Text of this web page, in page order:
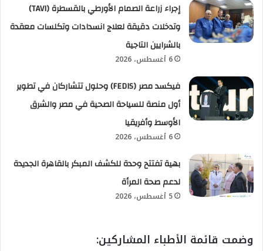
إجراء زراعة الصمام الأورطي بالقسطرة (TAVI)
وتدخلات دقيقة لعلاج انسدادات وتكلسات معقدة
بالشرايين التاجية
6 أغسطس، 2026
فيكسد مصر (FEDIS) وحلول تتشاركان في تطوير
أول منصة للسياحة الصحية في مصر والشرق
الأوسط وأفريقيا
6 أغسطس، 2026
بهية تفتتح وحدة للكشف المبكر بالقاهرة الجديدة
لدعم صحة المرأة
5 أغسطس، 2026
وضمت قائمة الأطباء المشاركين: